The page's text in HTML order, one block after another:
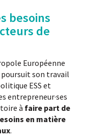
besoins
de
Européenne
son travail
ESS et
entrepreneur·ses
à faire part de
en matière
.